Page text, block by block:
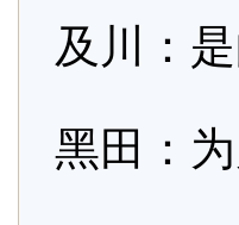
及川：是
黑田：